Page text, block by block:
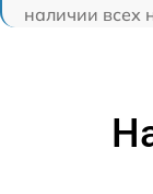
наличии всех